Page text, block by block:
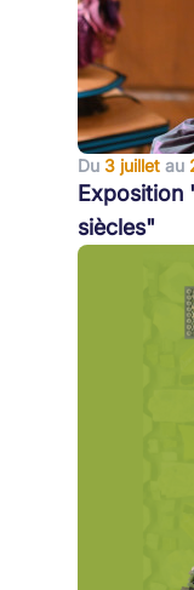
Du 3 juillet au
Exposition
siècles"